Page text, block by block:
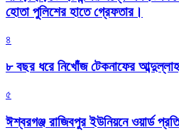
হোতা পুলিশের হাতে গ্রেফতার।
৪
৮ বছর ধরে নিখোঁজ টেকনাফের
৫
ঈশ্বরগঞ্জ রাজিবপুর ইউনিয়নে ওয়ার্ড